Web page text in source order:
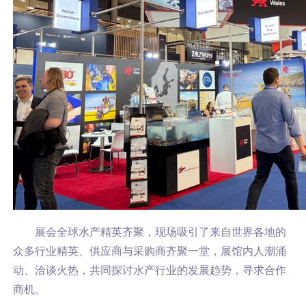
展会全球水产精英齐聚，现场吸引了来自世界各地的
众多行业精英、供应商与采购商齐聚一堂， 展馆内人潮涌
动、洽谈火热， 共同探讨水产行业的发展趋势，寻求合作
商机。